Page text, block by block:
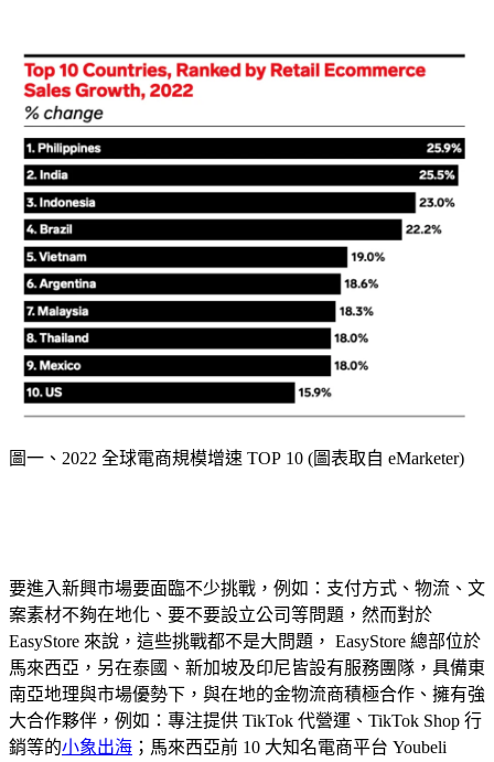
圖一、2022 全球電商規模增速 TOP 10 (圖表取自 eMarketer)
要進入新興市場要面臨不少挑戰，例如：支付方式、物流、文
案素材不夠在地化、要不要設立公司等問題，然而對於
EasyStore 來說，這些挑戰都不是大問題， EasyStore 總部位於
馬來西亞，另在泰國、新加坡及印尼皆設有服務團隊，具備東
南亞地理與市場優勢下，與在地的金物流商積極合作、擁有強
大合作夥伴，例如：專注提供 TikTok 代營運、TikTok Shop 行
銷等的小象出海 ；馬來西亞前 10 大知名電商平台 Youbeli